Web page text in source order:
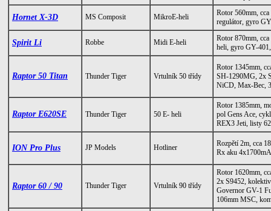
Hornet X-3D MS Composit MikroE-heli
Rotor 560mm,
regulátor, gyro
Spirit Li Robbe Midi E-heli
Rotor 870mm,
heli, gyro GY-
Raptor 50 Titan Thunder Tiger Vrtulník 50 třídy
Rotor 1345mm,
SH-1290MG, 2x
NiCD, Max-Bec,
Raptor E620SE Thunder Tiger 50 E- heli
Rotor 1385mm,
pol Gens Ace,
REX3 Jeti, listy
ION Pro Plus JP Models Hotliner
Rozpětí 2m, cca
Rx aku
Raptor 60 / 90 Thunder Tiger Vrtulník 90 třídy
Rotor 1620mm,
2x S9452,
Governor GV-1
106mm MSC,